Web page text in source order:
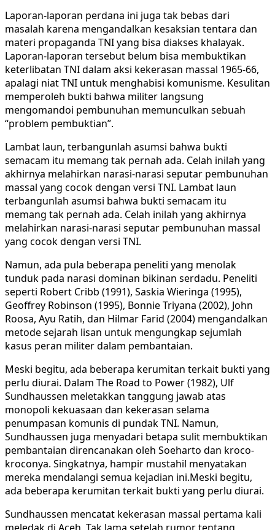
Laporan-laporan perdana ini juga tak bebas dari
masalah karena mengandalkan kesaksian tentara dan
materi propaganda TNI yang bisa diakses khalayak.
Laporan-laporan tersebut belum bisa membuktikan
keterlibatan TNI dalam aksi kekerasan massal 1965-66,
apalagi niat TNI untuk menghabisi komunisme. Kesulitan
memperoleh bukti bahwa militer langsung
mengomandoi pembunuhan memunculkan sebuah
“problem pembuktian”.
Lambat laun, terbangunlah asumsi bahwa bukti
semacam itu memang tak pernah ada. Celah inilah yang
akhirnya melahirkan narasi-narasi seputar pembunuhan
massal yang cocok dengan versi TNI. Lambat laun
terbangunlah asumsi bahwa bukti semacam itu
memang tak pernah ada. Celah inilah yang akhirnya
melahirkan narasi-narasi seputar pembunuhan massal
yang cocok dengan versi TNI.
Namun, ada pula beberapa peneliti yang menolak
tunduk pada narasi dominan bikinan serdadu. Peneliti
seperti Robert Cribb (1991), Saskia Wieringa (1995),
Geoffrey Robinson (1995), Bonnie Triyana (2002), John
Roosa, Ayu Ratih, dan Hilmar Farid (2004) mengandalkan
metode sejarah lisan untuk mengungkap sejumlah
kasus peran militer dalam pembantaian.
Meski begitu, ada beberapa kerumitan terkait bukti yang
perlu diurai. Dalam The Road to Power (1982), Ulf
Sundhaussen meletakkan tanggung jawab atas
monopoli kekuasaan dan kekerasan selama
penumpasan komunis di pundak TNI. Namun,
Sundhaussen juga menyadari betapa sulit membuktikan
pembantaian direncanakan oleh Soeharto dan kroco-
kroconya. Singkatnya, hampir mustahil menyatakan
mereka mendalangi semua kejadian ini.Meski begitu,
ada beberapa kerumitan terkait bukti yang perlu diurai.
Sundhaussen mencatat kekerasan massal pertama kali